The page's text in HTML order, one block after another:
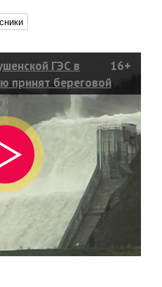
ГЭС в
принят береговой
16+